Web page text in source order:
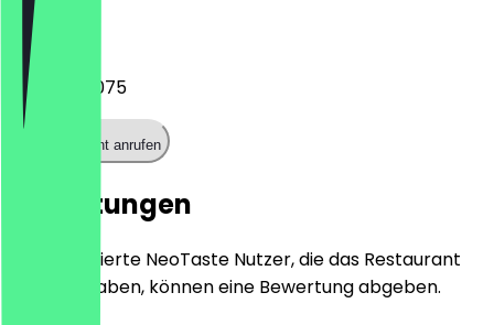
Telefon
+49303211075
Restaurant anrufen
Bewertungen
Nur registrierte NeoTaste Nutzer, die das Restaurant
besucht haben, können eine Bewertung abgeben.